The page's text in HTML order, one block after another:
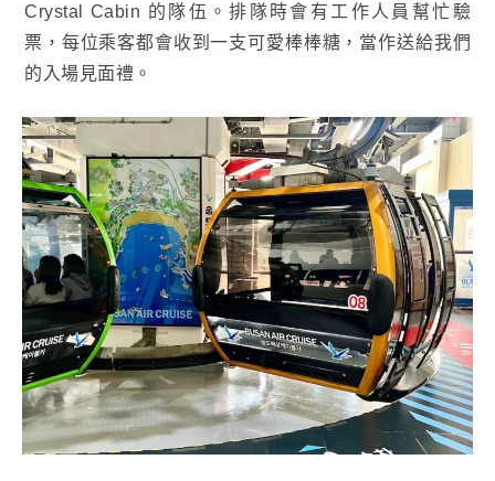
Crystal Cabin 的隊伍。排隊時會有工作人員幫忙驗
票，每位乘客都會收到一支可愛棒棒糖，當作送給我們
的入場見面禮。